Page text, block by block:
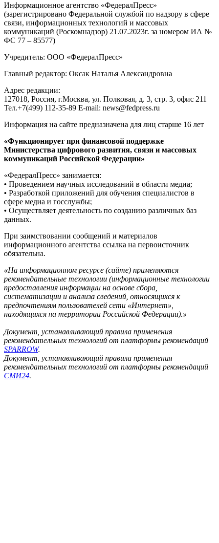
Информационное агентство «ФедералПресс»
(зарегистрировано Федеральной службой по надзору в сфере
связи, информационных технологий и массовых
коммуникаций (Роскомнадзор) 21.07.2023г. за номером ИА №
ФС 77 – 85577)
Учредитель: ООО «ФедералПресс»
Главный редактор: Оксак Наталья Александровна
Адрес редакции:
127018, Россия, г.Москва, ул. Полковая, д. 3, стр. 3, офис 211
Тел.+7(499) 112-35-89 E-mail: news@fedpress.ru
Информация на сайте предназначена для лиц старше 16 лет
«Функционирует при финансовой поддержке
Министерства цифрового развития, связи и массовых
коммуникаций Российской Федерации»
«ФедералПресс» занимается:
• Проведением научных исследований в области медиа;
• Разработкой приложений для обучения специалистов в
сфере медиа и госслужбы;
• Осуществляет деятельность по созданию различных баз
данных.
При заимствовании сообщений и материалов
информационного агентства ссылка на первоисточник
обязательна.
«На информационном ресурсе (сайте) применяются
рекомендательные технологии (информационные технологии
предоставления информации на основе сбора,
систематизации и анализа сведений, относящихся к
предпочтениям пользователей сети «Интернет»,
находящихся на территории Российской Федерации).»
Документ, устанавливающий правила применения
рекомендательных технологий от платформы рекомендаций
SPARROW.
Документ, устанавливающий правила применения
рекомендательных технологий от платформы рекомендаций
СМИ24.